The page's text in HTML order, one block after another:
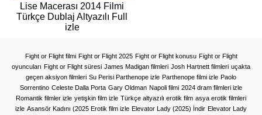
Lise Macerası 2014 Filmi
Türkçe Dublaj Altyazılı Full
izle
Fight or Flight filmi Fight or Flight 2025 Fight or Flight konusu Fight or Flight
oyuncuları Fight or Flight süresi James Madigan filmleri Josh Hartnett filmleri uçakta
geçen aksiyon filmleri Su Perisi Parthenope izle Parthenope filmi izle Paolo
Sorrentino Celeste Dalla Porta Gary Oldman Napoli filmi 2024 dram filmleri izle
Romantik filmler izle yetişkin film izle Türkçe altyazılı erotik film asya erotik filmleri
izle Asansör Kadını (2025 Erotik film izle Elevator Lady (2025) İndir Elevator Lady